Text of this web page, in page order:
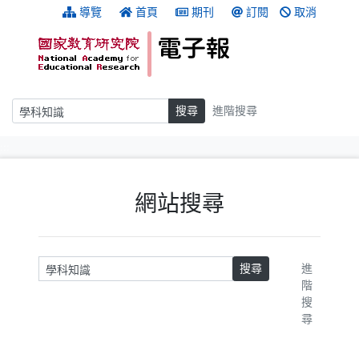
跳到主要內容 導覽 首頁 期刊 訂閱 取消
搜尋 搜尋 進階搜尋
網站搜尋
請輸入關鍵字 搜尋
進
階
搜
尋